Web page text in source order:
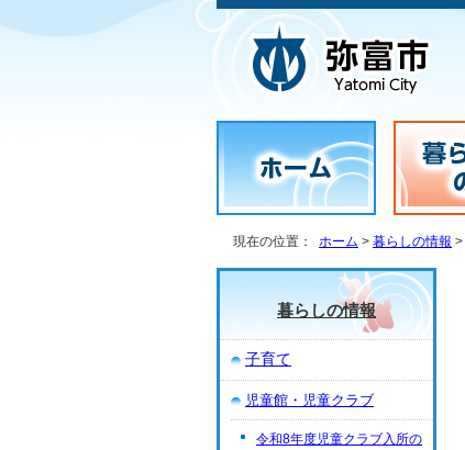
現在の位置： ホーム > 暮らしの情報 >
暮らしの情報
子育て
児童館・児童クラブ
令和8年度児童クラブ入所の